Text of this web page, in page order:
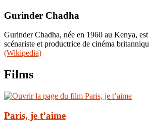
Gurinder Chadha
Gurinder Chadha, née en 1960 au Kenya,
scénariste et productrice de cinéma
(Wikipedia)
Films
Paris, je t’aime